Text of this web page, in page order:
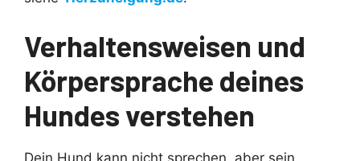
Verhaltensweisen und
Körpersprache deines
Hundes verstehen